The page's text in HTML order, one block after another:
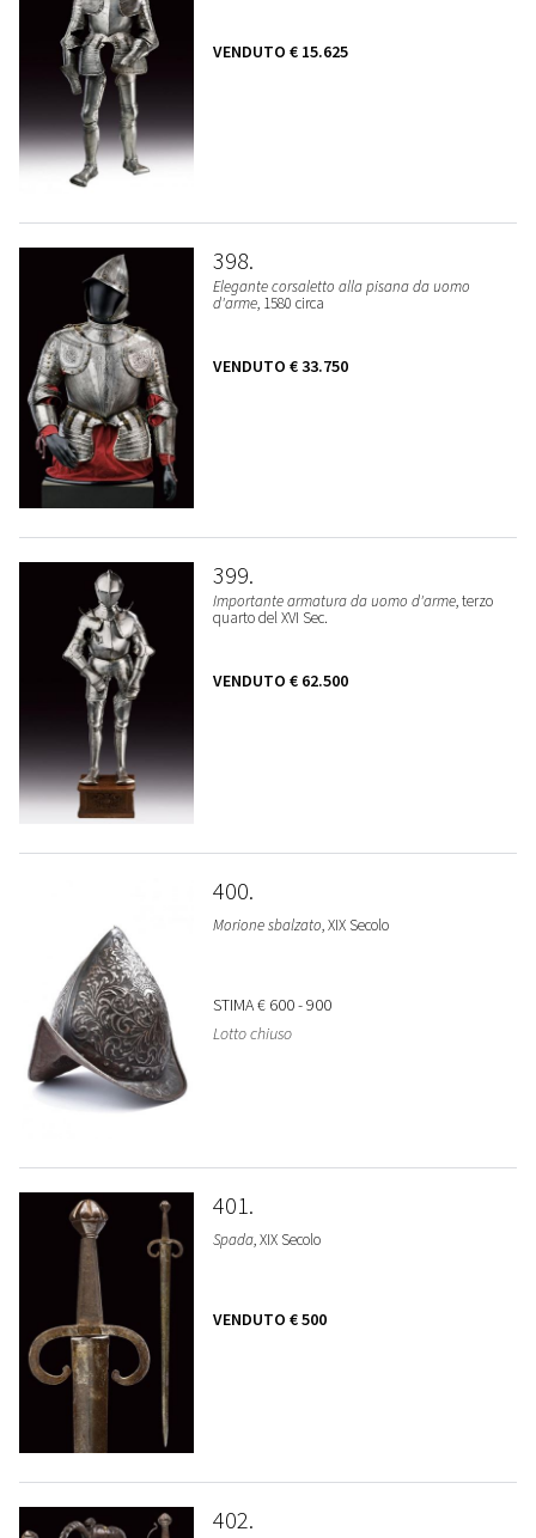
VENDUTO € 15.625
398
Elegante corsaletto alla pisana da uomo
d'arme, 1580 circa
VENDUTO € 33.750
399
Importante armatura da uomo d'arme, terzo
quarto del XVI Sec.
VENDUTO € 62.500
400
Morione sbalzato, XIX Secolo
STIMA€ 600 - 900
Lotto chiuso
401
Spada, XIX Secolo
VENDUTO € 500
402